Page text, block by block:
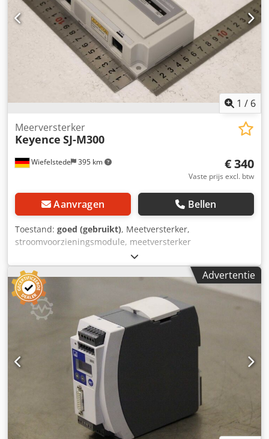
1 / 6
Wiefelstede 395 km
Meerversterker
Keyence SJ-M300
€ 340
Vaste prijs excl. btw
Aanvragen Bellen
Toestand: goed (gebruikt), Meetversterker,
stroomvoorzieningsmodule, meetversterker
puntuitvoering, stabilisator, statische eliminator, statische
oplading eliminator Crjdpfx Aeyhbr Nedpof - Fabrikant:
Keyence, statische eliminator stabilisator - Type: SJ-M300 -
Afmetingen: 130/70/H35 mm - Gewicht: 0,1 kg
Advertentie